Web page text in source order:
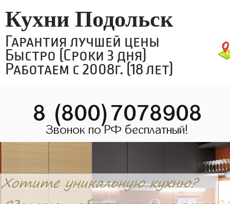
Кухни Подольск
Гарантия лучшей цены
Быстро (Сроки 3 дня)
Работаем с 2008г. (18 лет)
8 (800)7078908
Звонок по РФ бесплатный!